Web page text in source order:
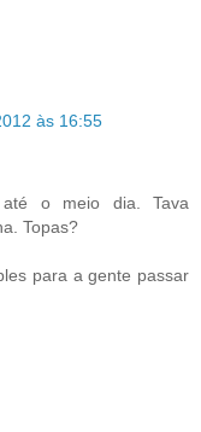
às 16:55
o meio dia. Tava
Topas?
para a gente passar